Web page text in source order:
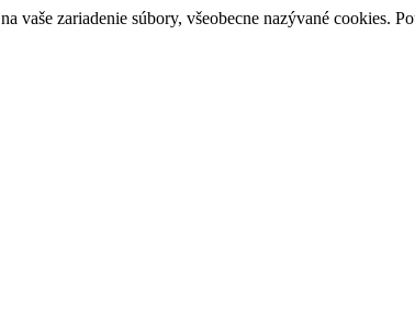
vaše zariadenie súbory, všeobecne nazývané cookies.